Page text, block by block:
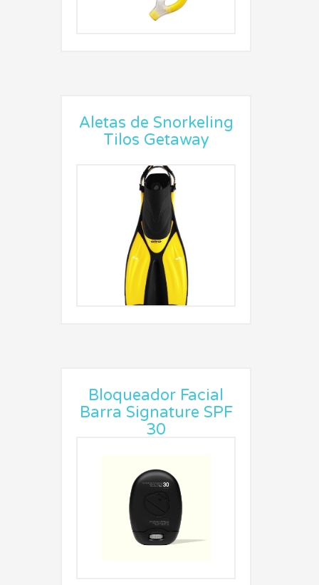
Aletas de Snorkeling
Tilos Getaway
Bloqueador Facial
Barra Signature SPF
30